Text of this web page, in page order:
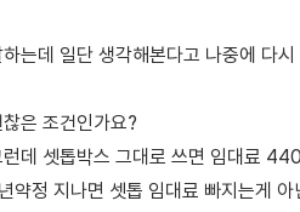
하는데 일단 생각해본다고 나중에 다
은 조건인가요?
런데 셋톱박스 그대로 쓰면 임대료
약정 지나면 셋톱 임대료 빠지는게 아